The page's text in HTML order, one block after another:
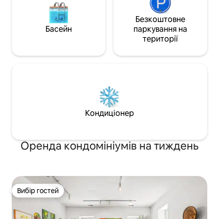
Басейн
Безкоштовне
паркування на
території
Кондиціонер
Оренда кондомініумів на тиждень
Вибір гостей
Вибір гостей